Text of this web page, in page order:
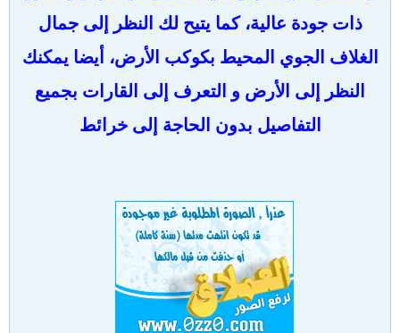
ذات جودة عالية، كما يتيح لك النظر إلى جمال
الغلاف الجوي المحيط بكوكب الأرض، أيضا يمكنك
النظر إلى الأرض و التعرف إلى القارات بجميع
التفاصيل بدون الحاجة إلى خرائط